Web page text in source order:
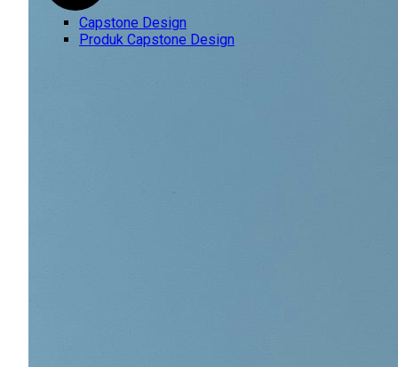
Capstone Design
Produk Capstone Design